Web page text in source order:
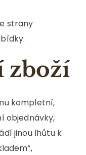
strany
zboží
kompletní,
objednávky,
jinou lhůtu k